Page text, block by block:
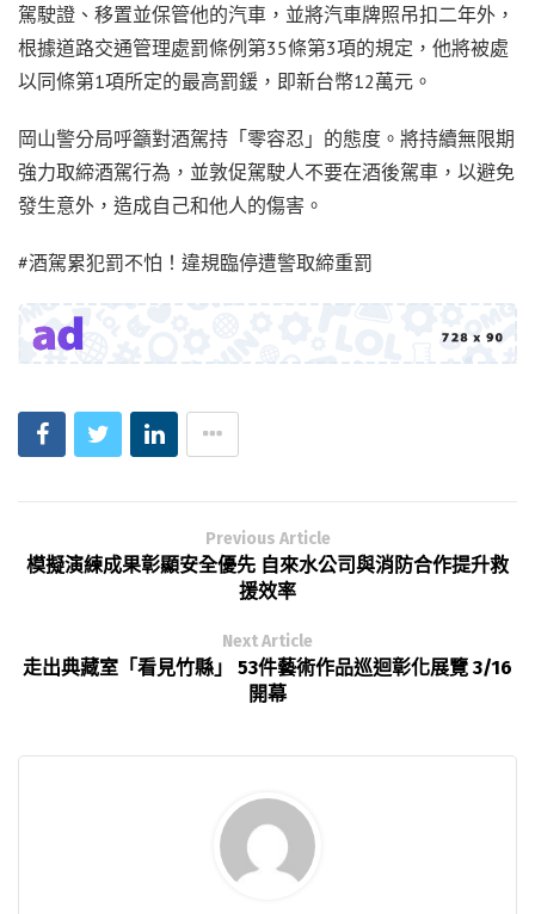
駕駛證、移置並保管他的汽車，並將汽車牌照吊扣二年外，
根據道路交通管理處罰條例第35條第3項的規定，他將被處
以同條第1項所定的最高罰鍰，即新台幣12萬元。
岡山警分局呼籲對酒駕持「零容忍」的態度。將持續無限期
強力取締酒駕行為，並敦促駕駛人不要在酒後駕車，以避免
發生意外，造成自己和他人的傷害。
#酒駕累犯罰不怕！違規臨停遭警取締重罰
Previous Article
模擬演練成果彰顯安全優先 自來水公司與消防合作提升救
援效率
Next Article
走出典藏室「看見竹縣」 53件藝術作品巡迴彰化展覽 3/16
開幕